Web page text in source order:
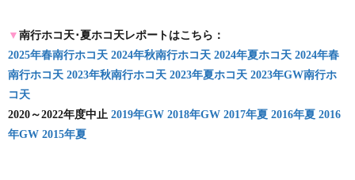
▼ 南行ホコ天･夏ホコ天レポートはこちら：
2025年春南行ホコ天 2024年秋南行ホコ天 2024年夏ホコ天 2024年春
南行ホコ天 2023年秋南行ホコ天 2023年夏ホコ天 2023年GW南行ホ
コ天
2020～2022年度中止 2019年GW 2018年GW 2017年夏 2016年夏 2016
年GW 2015年夏